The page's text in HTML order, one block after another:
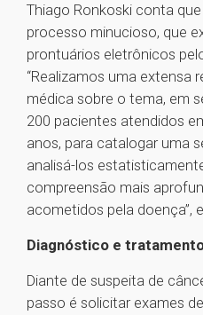
Thiago Ronkoski conta
processo minucioso, que
prontuários eletrônicos
“Realizamos uma extensa
médica sobre o tema, em
200 pacientes atendidos
anos, para catalogar uma
analisá-los
compreensão mais
acometidos pela doença”,
Diagnóstico e
Diante de suspeita de
passo é solicitar exames